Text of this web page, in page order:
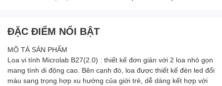
ĐẶC ĐIỂM NỔI BẬT
MÔ TẢ SẢN PHẨM
Loa vi tính Microlab B27(2.0) : thiết kế đơn giản với 2 loa nhỏ gọn
mang tính di động cao. Bên cạnh đó, loa được thiết kế đèn led đổi
màu sang trọng hợp xu hướng của giới trẻ, dễ dàng kết hợp với